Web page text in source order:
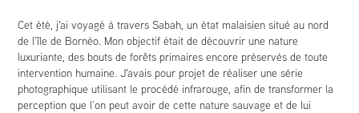
Cet été, j'ai voyagé à travers Sabah, un état malaisien situé au nord
de l’île de Bornéo. Mon objectif était de découvrir une nature
luxuriante, des bouts de forêts primaires encore préservés de toute
intervention humaine. J'avais pour projet de réaliser une série
photographique utilisant le procédé infrarouge, afin de transformer la
perception que l’on peut avoir decette nature sauvage et de lui